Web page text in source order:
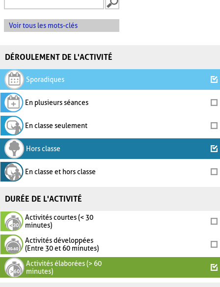
Voir tous les mots-clés
DÉROULEMENT DE L'ACTIVITÉ
Sporadiques
En plusieurs séances
En classe seulement
Hors classe
En classe et hors classe
DURÉE DE L'ACTIVITÉ
Activités courtes (< 30
minutes)
Activités développées
(Entre 30 et 60 minutes)
Activités élaborées (> 60
minutes)